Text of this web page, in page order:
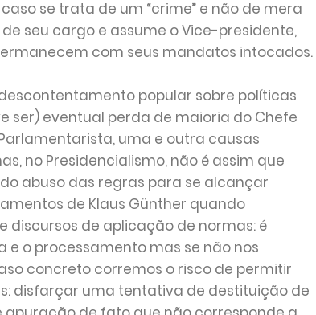
se trata de um “crime” e não de mera
seu cargo e assume o Vice-presidente,
com seus mandatos intocados.
popular sobre políticas
ser) eventual perda de maioria do Chefe
uma e outra causas
no Presidencialismo, não é assim que
abuso das regras para se alcançar
de Klaus Günther quando
de aplicação de normas: é
o processamento mas se não nos
concreto corremos o risco de permitir
disfarçar uma tentativa de destituição de